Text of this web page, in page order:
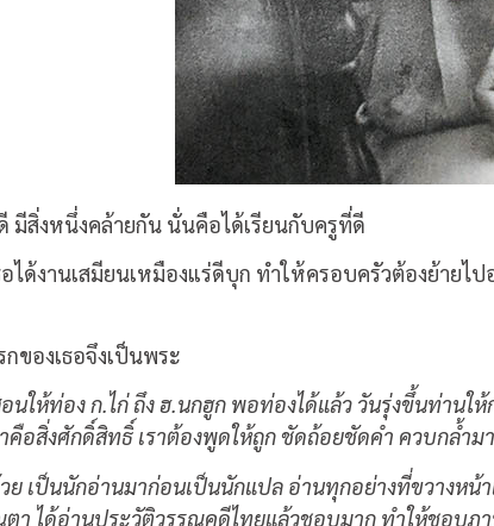
มีสิ่งหนึ่งคล้ายกัน นั่นคือได้เรียนกับครูที่ดี
ได้งานเสมียนเหมืองแร่ดีบุก ทำให้ครอบครัวต้องย้าย
ของเธอจึงเป็นพระ
นให้ท่อง ก.ไก่ ถึง ฮ.นกฮูก พอท่องได้แล้ว วันรุ่งขึ้นท่าน
คือสิ่งศักดิ์สิทธิ์ เราต้องพูดให้ถูก ชัดถ้อยชัดคำ ควบกล้ำม
ย เป็นนักอ่านมาก่อนเป็นนักแปล อ่านทุกอย่างที่ขวางหน้
ได้อ่านประวัติวรรณคดีไทยแล้วชอบมาก ทำให้ชอบภ